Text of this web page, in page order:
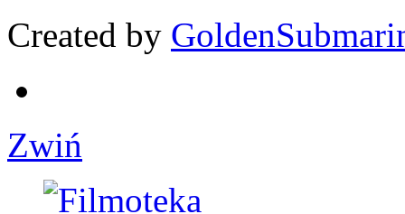
Created by
Zwiń